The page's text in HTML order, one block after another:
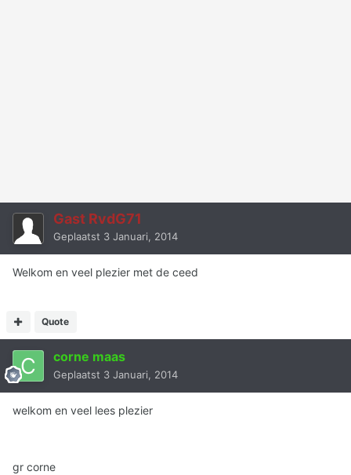
Gast RvdG71
Geplaatst 3 Januari, 2014
Welkom en veel plezier met de ceed
Quote
corne maas
Geplaatst 3 Januari, 2014
welkom en veel lees plezier
gr corne